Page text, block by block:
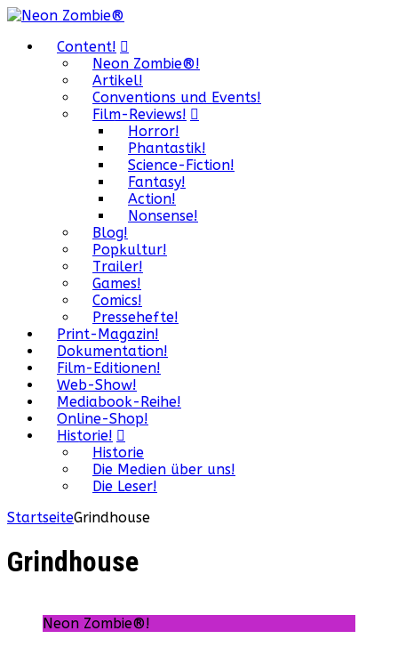
Content!
Neon Zombie®!
Artikel!
Conventions und Events!
Film-Reviews!
Horror!
Phantastik!
Science-Fiction!
Fantasy!
Action!
Nonsense!
Blog!
Popkultur!
Trailer!
Games!
Comics!
Pressehefte!
Print-Magazin!
Dokumentation!
Film-Editionen!
Web-Show!
Mediabook-Reihe!
Online-Shop!
Historie!
Historie
Die Medien über uns!
Die Leser!
StartseiteGrindhouse
Grindhouse
Neon Zombie®!